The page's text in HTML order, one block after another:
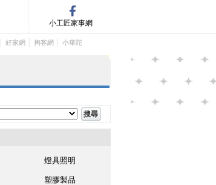
小工匠家事網
好家網 掏客網 小華陀
燈具照明
塑膠製品